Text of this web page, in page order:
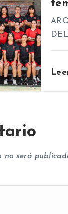
no será